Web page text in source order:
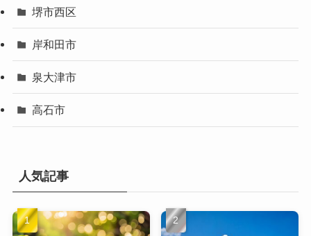
堺市西区
岸和田市
泉大津市
高石市
人気記事